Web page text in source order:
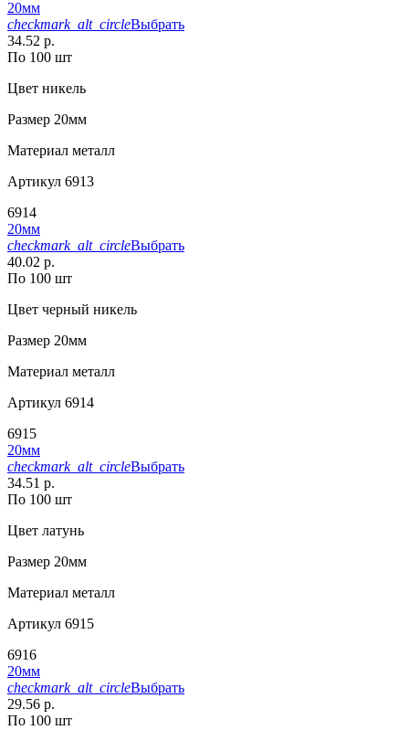
20мм
checkmark_alt_circleВыбрать
34.52 р.
По 100 шт
Цвет никель
Размер 20мм
Материал металл
Артикул 6913
6914
20мм
checkmark_alt_circleВыбрать
40.02 р.
По 100 шт
Цвет черный никель
Размер 20мм
Материал металл
Артикул 6914
6915
20мм
checkmark_alt_circleВыбрать
34.51 р.
По 100 шт
Цвет латунь
Размер 20мм
Материал металл
Артикул 6915
6916
20мм
checkmark_alt_circleВыбрать
29.56 р.
По 100 шт